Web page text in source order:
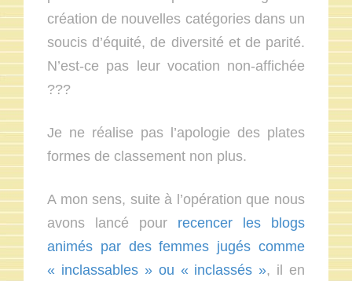
création de nouvelles catégories dans un
soucis d’équité, de diversité et de parité.
N’est-ce pas leur vocation non-affichée
???
Je ne réalise pas l’apologie des plates
formes de classement non plus.
A mon sens, suite à l’opération que nous
avons lancé pour recencer les blogs
animés par des femmes jugés comme
« inclassables » ou « inclassés », il en